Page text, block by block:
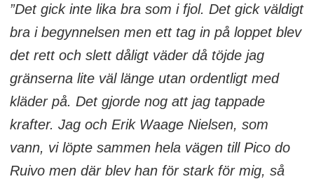
”Det gick inte lika bra som i fjol. Det gick väldigt
bra i begynnelsen men ett tag in på loppet blev
det rett och slett dåligt väder då töjde jag
gränserna lite väl länge utan ordentligt med
kläder på. Det gjorde nog att jag tappade
krafter. Jag och Erik Waage Nielsen, som
vann, vi löpte sammen hela vägen till Pico do
Ruivo men där blev han för stark för mig, så